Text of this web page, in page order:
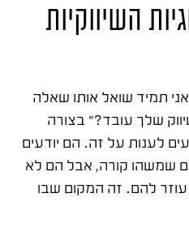
השיווקיות
תמיד שואל אותו שאלה
שלך עובד?" בצורה
לענות על זה. הם יודעים
שמשהו קורה, אבל הם לא
להם. זה המקום שבו